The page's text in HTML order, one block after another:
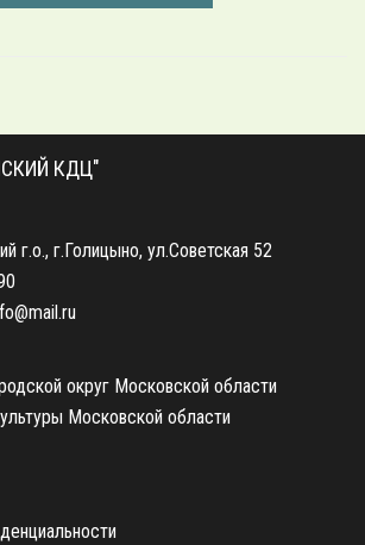
КДЦ"
г.о., г.Голицыно, ул.Советская 52
округ Московской области
Московской области